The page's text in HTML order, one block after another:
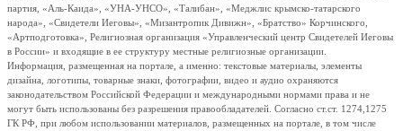
партия, «Аль-Каида», «УНА-УНСО», «Талибан», «Меджлис крымско-татарского
народа», «Свидетели Иеговы», «Мизантропик Дивижн», «Братство» Корчинского,
«Артподготовка», Религиозная организация «Управленческий центр Свидетелей Иеговы
в России» и входящие в ее структуру местные религиозные организации.
Информация, размещенная на портале, а именно: текстовые материалы, элементы
дизайна, логотипы, товарные знаки, фотографии, видео и аудио охраняются
законодательством Российской Федерации и международными нормами права и не
могут быть использованы без разрешения правообладателей. Согласно ст.ст. 1274,1275
ГК РФ, при любом использовании материалов, размещенных на портале, в том числе